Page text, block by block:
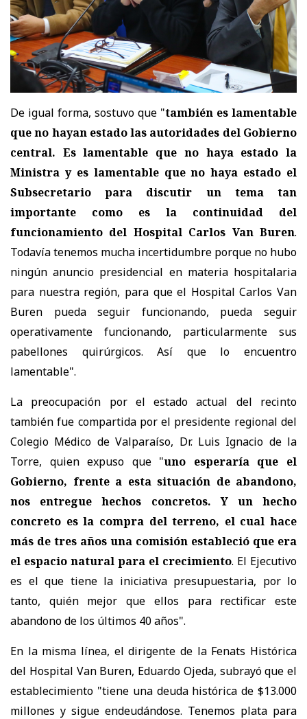
De igual forma, sostuvo que "también es lamentable
que no hayan estado las autoridades del Gobierno
central. Es lamentable que no haya estado la
Ministra y es lamentable que no haya estado el
Subsecretario para discutir un tema tan
importante como es la continuidad del
funcionamiento del Hospital Carlos Van Buren.
Todavía tenemos mucha incertidumbre porque no hubo
ningún anuncio presidencial en materia hospitalaria
para nuestra región, para que el Hospital Carlos Van
Buren pueda seguir funcionando, pueda seguir
operativamente funcionando, particularmente sus
pabellones quirúrgicos. Así que lo encuentro
lamentable".
La preocupación por el estado actual del recinto
también fue compartida por el presidente regional del
Colegio Médico de Valparaíso, Dr. Luis Ignacio de la
Torre, quien expuso que "uno esperaría que el
Gobierno, frente a esta situación de abandono,
nos entregue hechos concretos. Y un hecho
concreto es la compra del terreno, el cual hace
más de tres años una comisión estableció que era
el espacio natural para el crecimiento. El Ejecutivo
es el que tiene la iniciativa presupuestaria, por lo
tanto, quién mejor que ellos para rectificar este
abandono de los últimos 40 años".
En la misma línea, el dirigente de la Fenats Histórica
del Hospital Van Buren, Eduardo Ojeda, subrayó que el
establecimiento "tiene una deuda histórica de $13.000
millones y sigue endeudándose. Tenemos plata para